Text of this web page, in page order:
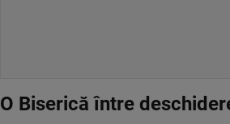
O Biserică între